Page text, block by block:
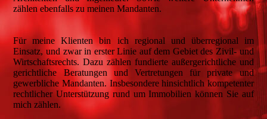
zählen ebenfalls zu meinen Mandanten.
Für meine Klienten bin ich regional und überregional im
Einsatz, und zwar in erster Linie auf dem Gebiet des Zivil- und
Wirtschaftsrechts. Dazu zählen fundierte außergerichtliche und
gerichtliche Beratungen und Vertretungen für private und
gewerbliche Mandanten. Insbesondere hinsichtlich kompetenter
rechtlicher Unterstützung rund um Immobilien können Sie auf
mich zählen.